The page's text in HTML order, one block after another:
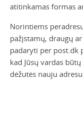
atitinkamas formas
Norintiems
pažįstamų, draugų
padaryti per post.dk
kad Jūsų vardas būtų
dėžutės nauju adresu.